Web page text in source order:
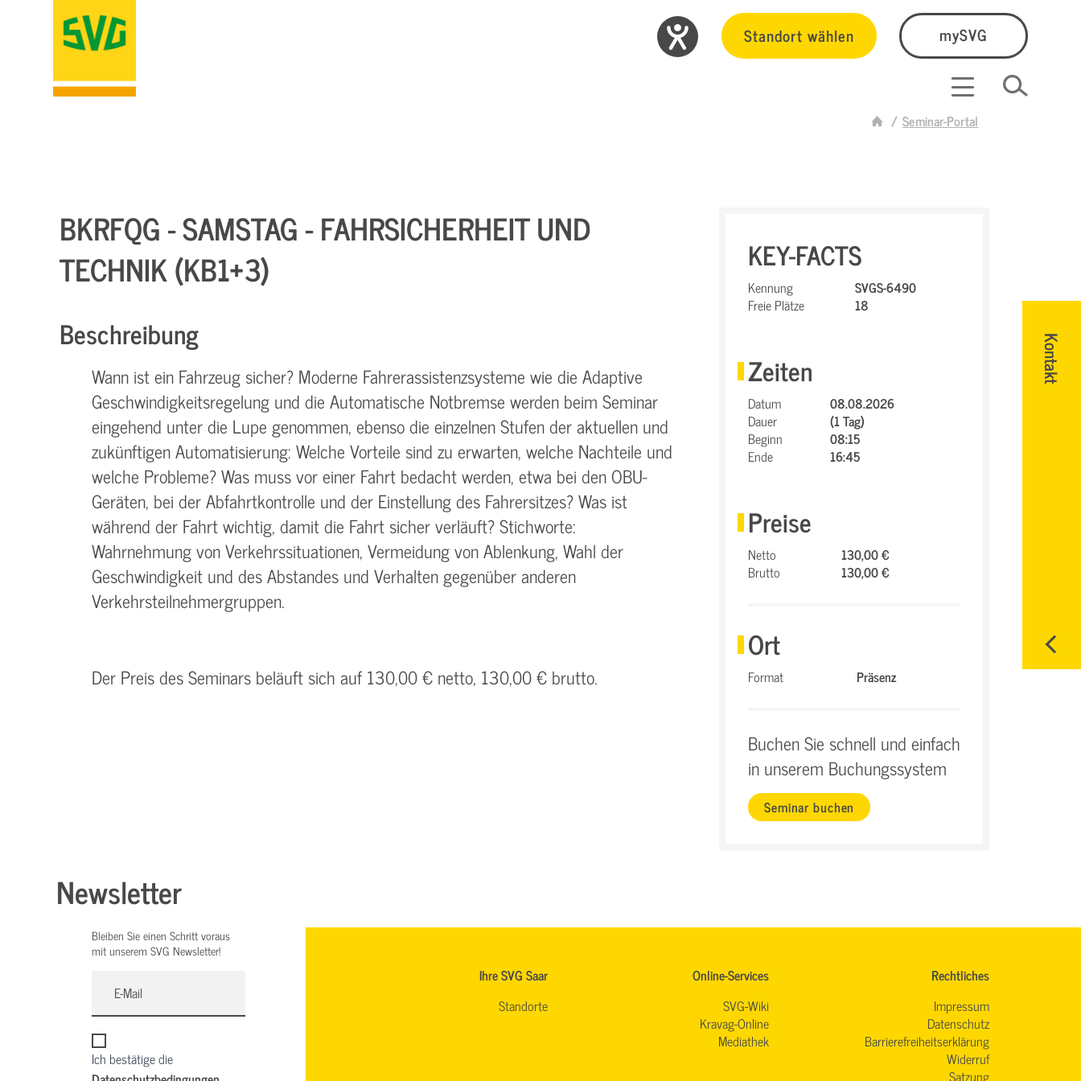
Standort wählen mySVG
Seminar-Portal
Kontakt
BKRFQG - SAMSTAG - FAHRSICHERHEIT UND
TECHNIK (KB1+3)
Beschreibung
Wann ist ein Fahrzeug sicher? Moderne Fahrerassistenzsysteme wie die Adaptive
Geschwindigkeitsregelung und die Automatische Notbremse werden beim Seminar
eingehend unter die Lupe genommen, ebenso die einzelnen Stufen der aktuellen und
zukünftigen Automatisierung: Welche Vorteile sind zu erwarten, welche Nachteile und
welche Probleme? Was muss vor einer Fahrt bedacht werden, etwa bei den OBU-
Geräten, bei der Abfahrtkontrolle und der Einstellung des Fahrersitzes? Was ist
während der Fahrt wichtig, damit die Fahrt sicher verläuft? Stichworte:
Wahrnehmung von Verkehrssituationen, Vermeidung von Ablenkung, Wahl der
Geschwindigkeit und des Abstandes und Verhalten gegenüber anderen
Verkehrsteilnehmergruppen.
Der Preis des Seminars beläuft sich auf 130,00 € netto, 130,00 € brutto.
KEY-FACTS
Kennung
SVGS-6490
Freie Plätze
18
Zeiten
Datum
08.08.2026
Dauer
(1 Tag)
Beginn
08:15
Ende
16:45
Preise
Netto
130,00 €
Brutto
130,00 €
Ort
Format Präsenz
Buchen Sie schnell und einfach
in unserem Buchungssystem
Seminar buchen
Newsletter
Bleiben Sie einen Schritt voraus
mit unserem SVG Newsletter!
Ich bestätige die
Ihre SVG Saar
Standorte
Online-Services
SVG-Wiki
Kravag-Online
Mediathek
Rechtliches
Impressum
Datenschutz
Barrierefreiheitserklärung
Widerruf
Satzung